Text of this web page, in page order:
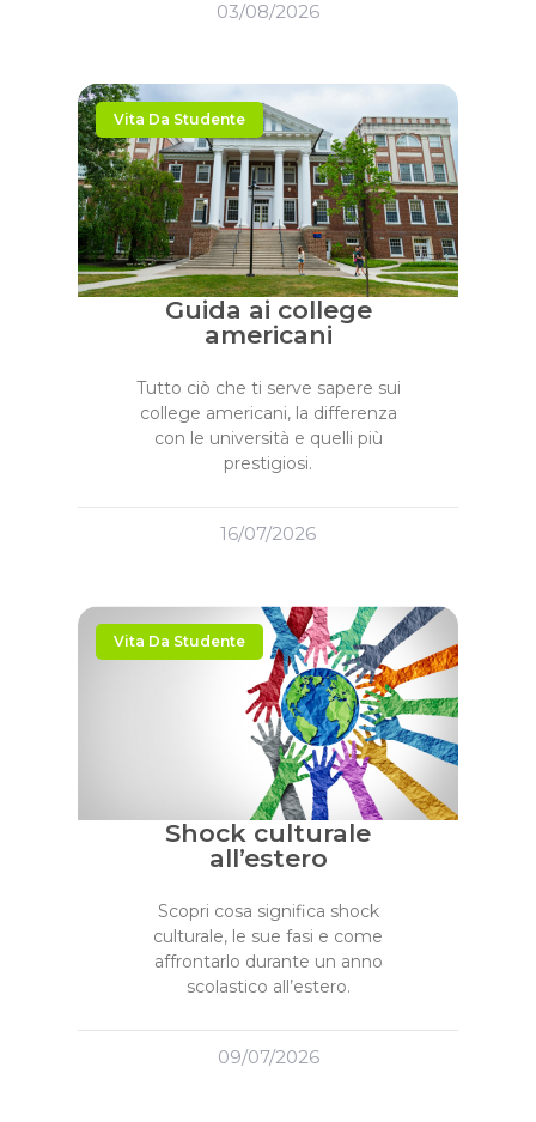
03/08/2026
Vita Da Studente
Guida ai college
americani
Tutto ciò che ti serve sapere sui
college americani, la differenza
con le università e quelli più
prestigiosi.
16/07/2026
Vita Da Studente
Shock culturale
all’estero
Scopri cosa significa shock
culturale, le sue fasi e come
affrontarlo durante un anno
scolastico all’estero.
09/07/2026